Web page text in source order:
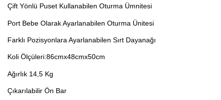
Çift Yönlü Puset Kullanabilen Oturma Ümnitesi
Port Bebe Olarak Ayarlanabilen Oturma Ünitesi
Farklı Pozisyonlara Ayarlanabilen Sırt Dayanağı
Koli Ölçüleri:86cmx48cmx50cm
Ağırlık 14,5 Kg
Çıkarılabilir Ön Bar